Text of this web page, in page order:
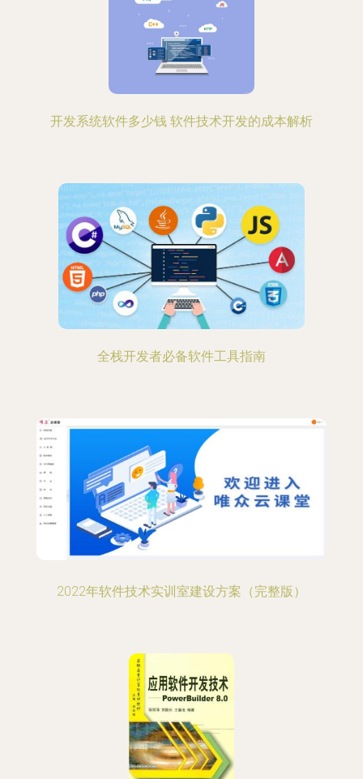
开发系统软件多少钱 软件技术开发的成本解析
全栈开发者必备软件工具指南
2022年软件技术实训室建设方案（完整版）